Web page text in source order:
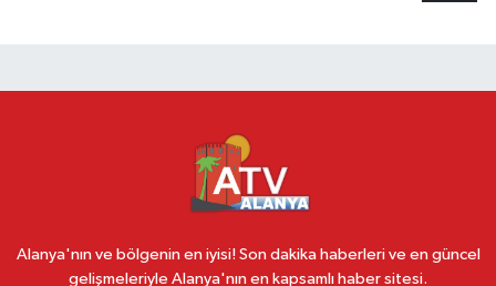
Alanya'nın ve bölgenin en iyisi! Son dakika haberleri ve en güncel
gelişmeleriyle Alanya'nın en kapsamlı haber sitesi.